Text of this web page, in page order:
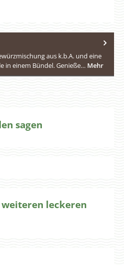
aus k.b.A. und eine
in einem Bündel. Genieße… Mehr
sagen
weiteren leckeren